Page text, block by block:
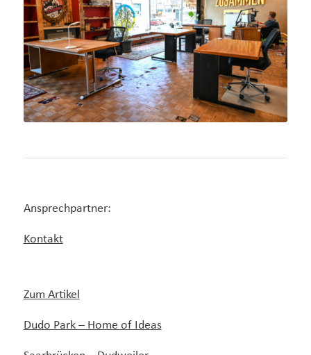
Ansprechpartner:
Kontakt
Zum Artikel
Dudo Park – Home of Ideas